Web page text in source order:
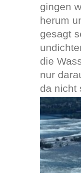
gingen
herum
gesagt
die
nur
da nicht